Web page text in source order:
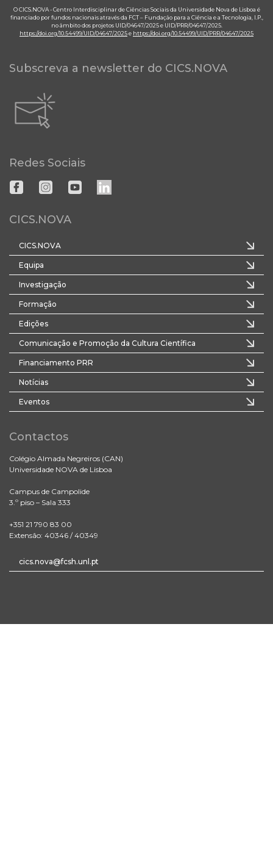
O CICS.NOVA - Centro Interdisciplinar de Ciências Sociais da Universidade Nova de Lisboa é
financiado por fundos nacionais através da FCT – Fundação para a Ciência e a Tecnologia, I.P.,
no âmbito dos projetos UID/04647/2025 e UID/PRR/04647/2025.
https://doi.org/10.54499/UID/04647/2025e https://doi.org/10.54499/UID/PRR/04647/2025
Subscreva a newsletter do CICS.NOVA
Redes Sociais
CICS.NOVA
CICS.NOVA
Equipa
Investigação
Formação
Edições
Comunicação e Promoção da Cultura Científica
Financiamento PRR
Notícias
Eventos
Contactos
Colégio Almada Negreiros (CAN)
Universidade NOVA de Lisboa
Campus de Campolide
3.º piso – Sala 333
+351 21 790 83 00
Extensão: 40346 / 40349
cics.nova@fcsh.unl.pt